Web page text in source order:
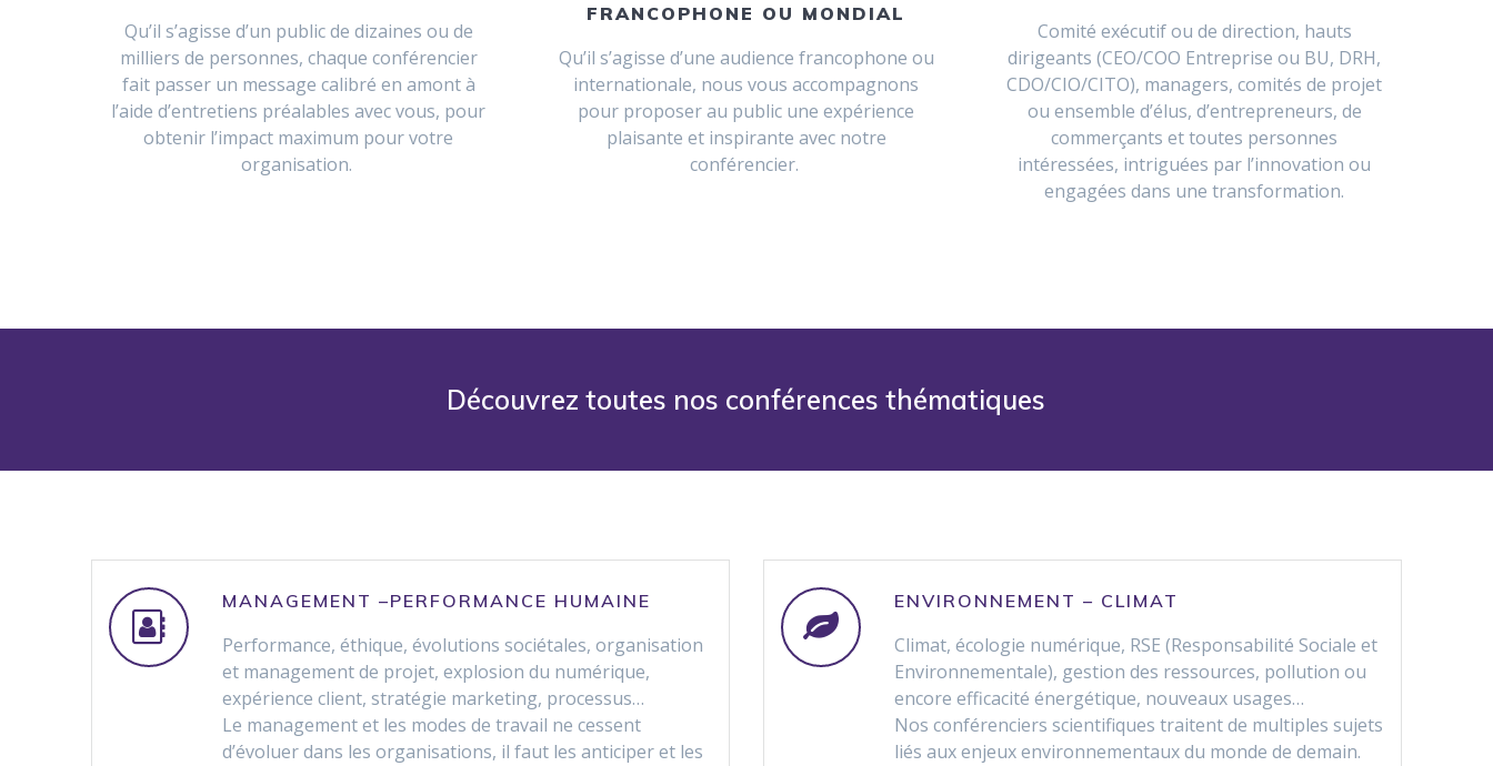
Qu’il s’agisse d’un public de dizaines ou de
milliers de personnes, chaque conférencier
fait passer un message calibré en amont à
l’aide d’entretiens préalables avec vous, pour
obtenir l’impact maximum pour votre
organisation.
FRANCOPHONE OU MONDIAL
Qu’il s’agisse d’une audience francophone ou
internationale, nous vous accompagnons
pour proposer au public une expérience
plaisante et inspirante avec notre
conférencier.
Comité exécutif ou de direction, hauts
dirigeants (CEO/COO Entreprise ou BU, DRH,
CDO/CIO/CITO), managers, comités de projet
ou ensemble d’élus, d’entrepreneurs, de
commerçants et toutes personnes
intéressées, intriguées par l’innovation ou
engagées dans une transformation.
Découvrez toutes nos conférences thématiques
MANAGEMENT –PERFORMANCE HUMAINE
Performance, éthique, évolutions sociétales, organisation
et management de projet, explosion du numérique,
expérience client, stratégie marketing, processus…
Le management et les modes de travail ne cessent
d’évoluer dans les organisations, il faut les anticiper et les
ENVIRONNEMENT – CLIMAT
Climat, écologie numérique, RSE (Responsabilité Sociale et
Environnementale), gestion des ressources, pollution ou
encore efficacité énergétique, nouveaux usages…
Nos conférenciers scientifiques traitent de multiples sujets
liés aux enjeux environnementaux du monde de demain.